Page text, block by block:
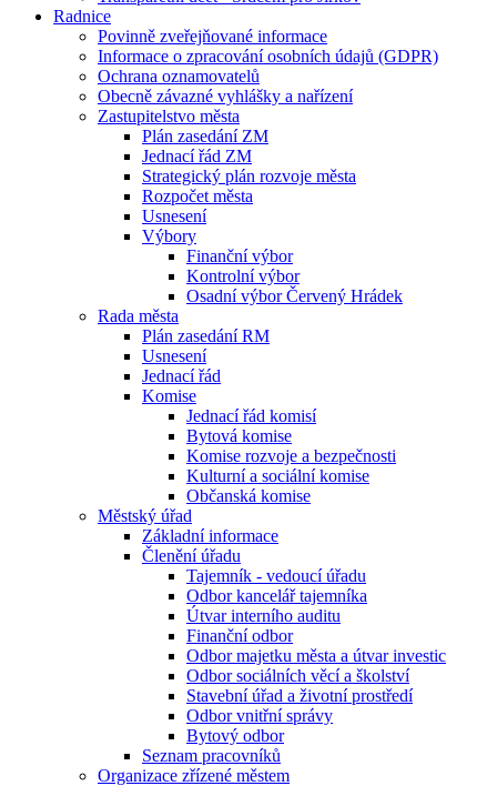
Radnice
Povinně zveřejňované informace
Informace o zpracování osobních údajů (GDPR)
Ochrana oznamovatelů
Obecně závazné vyhlášky a nařízení
Zastupitelstvo města
Plán zasedání ZM
Jednací řád ZM
Strategický plán rozvoje města
Rozpočet města
Usnesení
Výbory
Finanční výbor
Kontrolní výbor
Osadní výbor Červený Hrádek
Rada města
Plán zasedání RM
Usnesení
Jednací řád
Komise
Jednací řád komisí
Bytová komise
Komise rozvoje a bezpečnosti
Kulturní a sociální komise
Občanská komise
Městský úřad
Základní informace
Členění úřadu
Tajemník - vedoucí úřadu
Odbor kancelář tajemníka
Útvar interního auditu
Finanční odbor
Odbor majetku města a útvar investic
Odbor sociálních věcí a školství
Stavební úřad a životní prostředí
Odbor vnitřní správy
Bytový odbor
Seznam pracovníků
Organizace zřízené městem